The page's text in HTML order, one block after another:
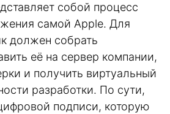
собой процесс
самой Apple. Для
должен собрать
её на сервер компании,
и получить виртуальный
разработки. По сути,
подписи, которую